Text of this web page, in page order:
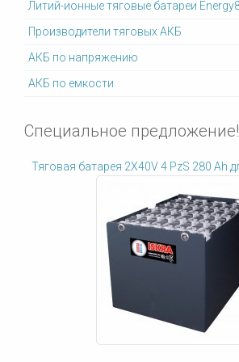
Литий-ионные тяговые батареи
Производители тяговых АКБ
АКБ по напряжению
АКБ по емкости
Специальное предложение!
Тяговая батарея 2X40V 4 PzS 280 Ah